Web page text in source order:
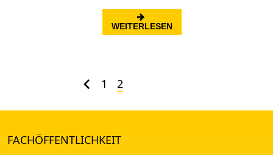
WEITERLESEN:
1 2
FACHÖFFENTLICHKEIT